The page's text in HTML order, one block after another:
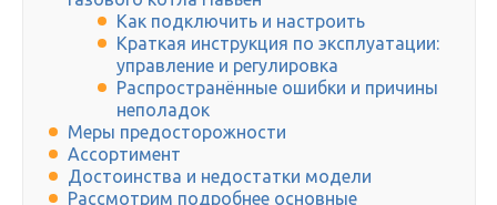
Как подключить и настроить
Краткая инструкция по эксплуатации:
управление и регулировка
Распространённые ошибки и причины
неполадок
Меры предосторожности
Ассортимент
Достоинства и недостатки модели
Рассмотрим подробнее основные